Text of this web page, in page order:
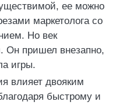
ее можно
маркетолога со
Но век
Он пришел внезапно,
игры.
влияет двояким
быстрому и